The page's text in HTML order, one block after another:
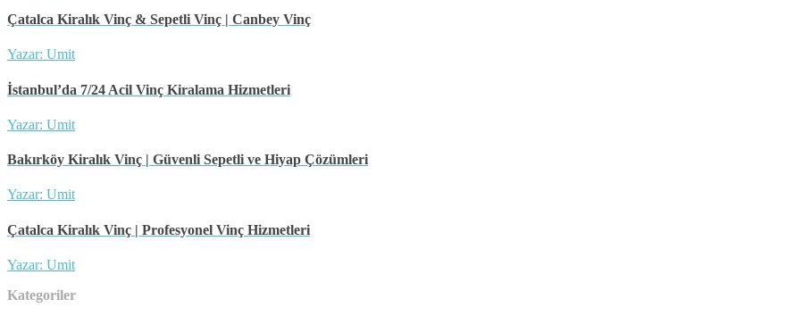
Çatalca Kiralık Vinç & Sepetli Vinç | Canbey Vinç
Yazar: Umit
İstanbul’da 7/24 Acil Vinç Kiralama Hizmetleri
Yazar: Umit
Bakırköy Kiralık Vinç | Güvenli Sepetli ve Hiyap Çözümleri
Yazar: Umit
Çatalca Kiralık Vinç | Profesyonel Vinç Hizmetleri
Yazar: Umit
Kategoriler